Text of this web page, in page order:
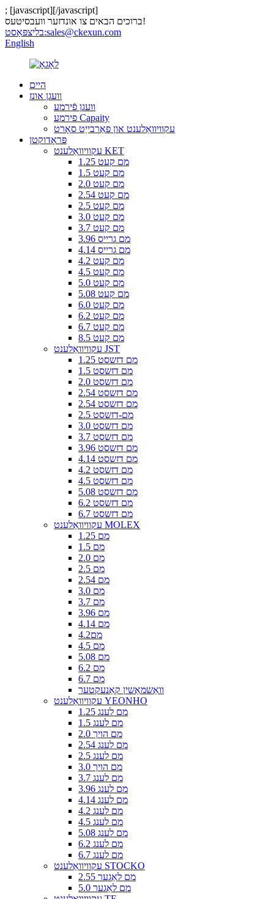
; [javascript][/javascript]
ברוכים הבאים צו אונדזער וועבסיטעס!
בליצפּאָסט:sales@ckexun.com
English
היים
וועגן אונז
וועגן פֿירמע
פירמע Capaity
עקוויוואַלענט און פאַרבייַט סאָרט
פּראָדוקטן
עקוויוואַלענט KET
1.25 מם קעט
1.5 מם קעט
2.0 מם קעט
2.54 מם קעט
2.5 מם קעט
3.0 מם קעט
3.7 מם קעט
3.96 מם גרייס
4.14 מם גרייס
4.2 מם קעט
4.5 מם קעט
5.0 מם קעט
5.08 מם קעט
6.0 מם קעט
6.2 מם קעט
6.7 מם קעט
8.5 מם קעט
עקוויוואַלענט JST
1.25 מם דזשסט
1.5 מם דזשסט
2.0 מם דזשסט
2.54 מם דזשסט
2.54 מם דזשסט
2.5 מם-דזשסט
3.0 מם דזשסט
3.7 מם דזשסט
3.96 מם דזשסט
4.14 מם דזשסט
4.2 מם דזשסט
4.5 מם דזשסט
5.08 מם דזשסט
6.2 מם דזשסט
6.7 מם דזשסט
עקוויוואַלענט MOLEX
1.25 מם
1.5 מם
2.0 מם
2.5 מם
2.54 מם
3.0 מם
3.7 מם
3.96 מם
4.14 מם
4.2מם
4.5 מם
5.08 מם
6.2 מם
6.7 מם
וואַשמאַשין קאַנעקטער
עקוויוואַלענט YEONHO
1.25 מם לענג
1.5 מם לענג
2.0 מם הויך
2.54 מם לענג
2.5 מם לענג
3.0 מם הויך
3.7 מם לענג
3.96 מם לענג
4.14 מם לענג
4.2 מם לענג
4.5 מם לענג
5.08 מם לענג
6.2 מם לענג
6.7 מם לענג
עקוויוואַלענט STOCKO
2.55 מם לאַגער
5.0 מם לאַגער